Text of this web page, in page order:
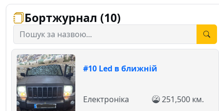
Бортжурнал (10)
#10 Led в ближній
Електроніка 251,500 км.